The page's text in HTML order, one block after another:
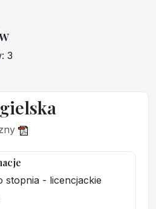
3
stopnia - licencjackie